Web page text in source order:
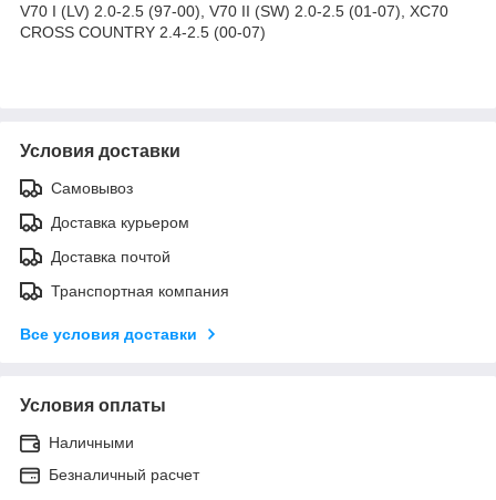
V70 I (LV) 2.0-2.5 (97-00), V70 II (SW) 2.0-2.5 (01-07), XC70
CROSS COUNTRY 2.4-2.5 (00-07)
Условия доставки
Самовывоз
Доставка курьером
Доставка почтой
Транспортная компания
Все условия доставки
Условия оплаты
Наличными
Безналичный расчет